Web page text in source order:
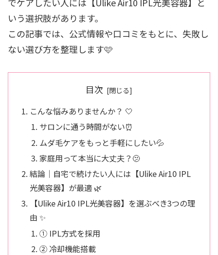
いう選択肢があります。
この記事では、公式情報や口コミをもとに、失敗し
ない選び方を整理します🩷
目次
こんな悩みありませんか？ 🤍
サロンに通う時間がない⏰
ムダ毛ケアをもっと手軽にしたい💦
家庭用って本当に大丈夫？🫤
結論｜自宅で続けたい人には【Ulike Air10 IPL
光美容器】が最適 🌿
【Ulike Air10 IPL光美容器】を選ぶべき3つの理
由 ✨
① IPL方式を採用
② 冷却機能搭載